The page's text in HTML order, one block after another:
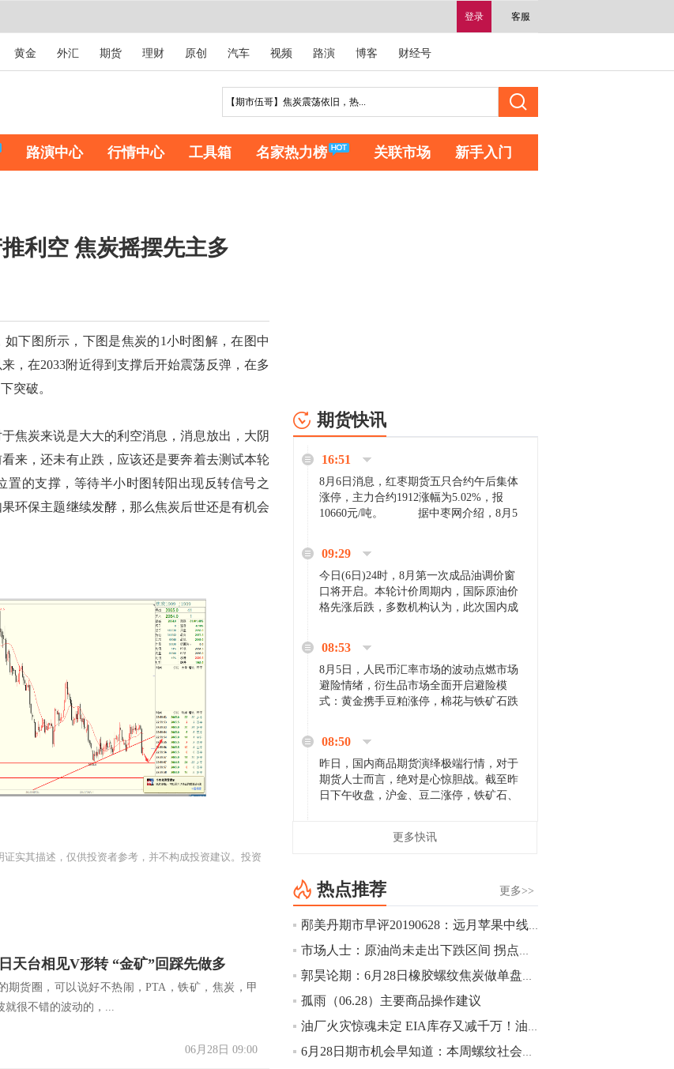
登录 客服
黄金 外汇 期货 理财 原创 汽车 视频 路演 博客 财经号
路演中心 行情中心 工具箱 名家热力榜 关联市场 新手入门
利空 焦炭摇摆先主多
图所示，下图是焦炭的1小时图解，在图中
，在2033附近得到支撑后开始震荡反弹，在多
突破。
炭来说是大大的利空消息，消息放出，大阴
来，还未有止跌，应该还是要奔着去测试本轮
置的支撑，等待半小时图转阳出现反转信号之
环保主题继续发酵，那么焦炭后世还是有机会
实其描述，仅供投资者参考，并不构成投资建议。投资
天台相见V形转 “金矿”回踩先做多
期货圈，可以说好不热闹，PTA，铁矿，焦炭，甲
就很不错的波动的，...
06月28日 09:00
期货快讯
16:51
8月6日消息，红枣期货五只合约午后集体
涨停，主力合约1912涨幅为5.02%，报
10660元/吨。 据中枣网介绍，8月5
家好货依旧惜售挺...
09:29
今日(6日)24时，8月第一次成品油调价窗
口将开启。本轮计价周期内，国际原油价
格先涨后跌，多数机构认为，此次国内成
08:53
8月5日，人民币汇率市场的波动点燃市场
避险情绪，衍生品市场全面开启避险模
式：黄金携手豆粕涨停，棉花与铁矿石跌
场来看，汇率波动...
08:50
昨日，国内商品期货演绎极端行情，对于
期货人士而言，绝对是心惊胆战。截至昨
日下午收盘，沪金、豆二涨停，铁矿石、
[imgnobrwh] src=...
跌幅达6%，报689.5元/吨，刷新近两个月
低位。
14:20
方正有色研究团队：高度重视贵金属的阶
段性机会。自年初以来沪金上涨16.93%，
更多快讯
更多>>
热点推荐
邴美丹期市早评20190628：远月苹果中线空单持有
市场人士：原油尚未走出下跌区间 拐点可能在8月
郭昊论期：6月28日橡胶螺纹焦炭做单盘前观点
孤雨（06.28）主要商品操作建议
油厂火灾惊魂未定 EIA库存又减千万！油价未来何去何从？
6月28日期市机会早知道：本周螺纹社会库存566.31万吨